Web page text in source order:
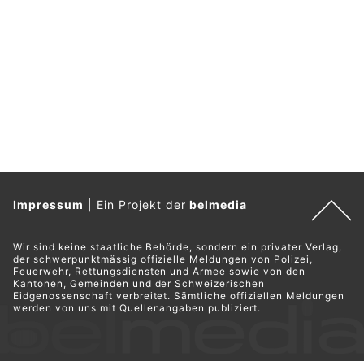
Impressum Ein Projekt derbelmedia
Wir sind keine staatliche Behörde, sondern ein privater Verlag,
der schwerpunktmässig offizielle Meldungen von Polizei,
Feuerwehr, Rettungsdiensten und Armee sowie von den
Kantonen, Gemeinden und der Schweizerischen
Eidgenossenschaft verbreitet. Sämtliche offiziellen Meldungen
werden von uns mit Quellenangaben publiziert.